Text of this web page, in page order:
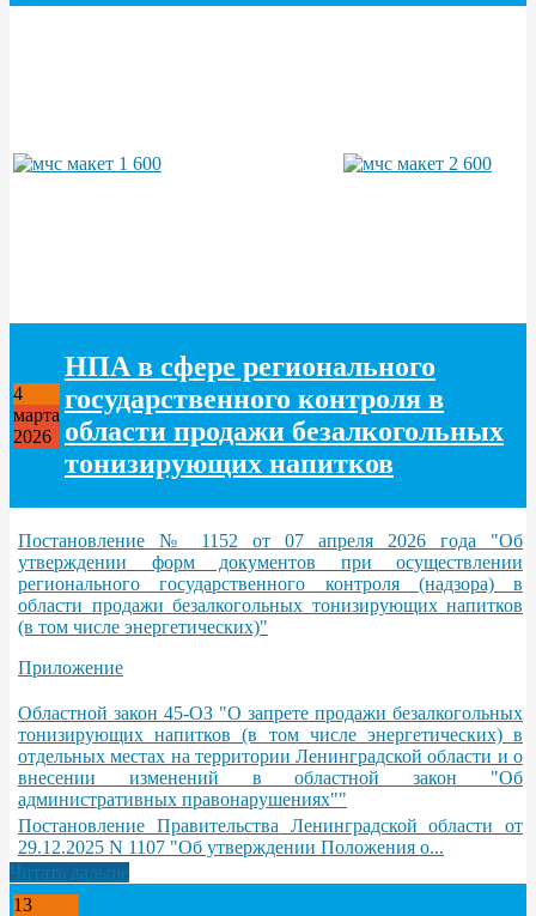
4
марта
2026
НПА в сфере регионального
государственного контроля в
области продажи безалкогольных
тонизирующих напитков
Постановление № 1152 от 07 апреля 2026 года "Об
утверждении форм документов при осуществлении
регионального государственного контроля (надзора) в
области продажи безалкогольных тонизирующих напитков
(в том числе энергетических)"
Приложение
Областной закон 45-ОЗ "О запрете продажи безалкогольных
тонизирующих напитков (в том числе энергетических) в
отдельных местах на территории Ленинградской области и о
внесении изменений в областной закон "Об
административных правонарушениях""
Постановление Правительства Ленинградской области от
29.12.2025 N 1107 "Об утверждении Положения о...
Читать дальше
13